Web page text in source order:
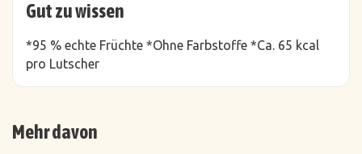
Gut zu wissen
*95 % echte Früchte *Ohne Farbstoffe *Ca. 65 kcal
pro Lutscher
Mehr davon